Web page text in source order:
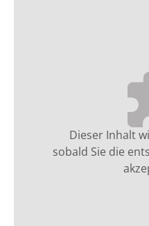
Dieser Inhalt
sobald Sie die